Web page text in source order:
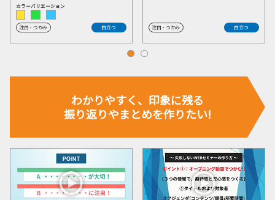
カラーバリエーション
注目・つかみ 目立つ 注目・つかみ 目立つ
わかりやすく、 印象に残る
振り返りやまとめを作りたい!